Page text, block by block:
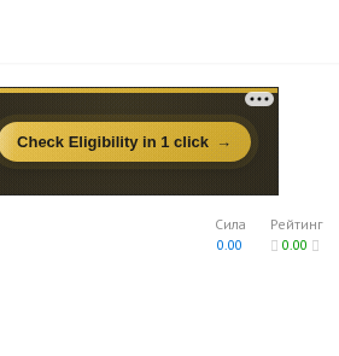
Рейтинг
0.00
Сила
0.00